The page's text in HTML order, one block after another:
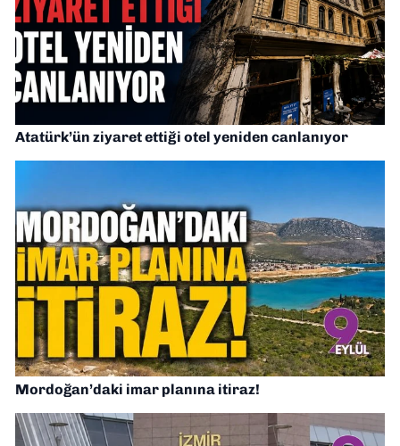
Atatürk’ün ziyaret ettiği otel yeniden canlanıyor
Mordoğan’daki imar planına itiraz!